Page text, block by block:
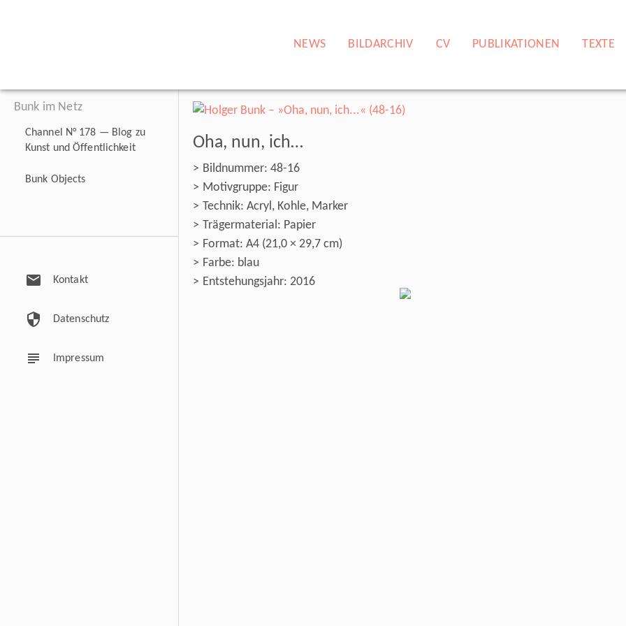
NEWS BILDARCHIV CV PUBLIKATIONEN TEXTE
Bunk im Netz
Channel N° 178 — Blog zu
Kunst und Öffentlichkeit
Bunk Objects
mail Kontakt
security Datenschutz
subject Impressum
Oha, nun, ich…
Bildnummer: 48-16
Motivgruppe: Figur
Technik: Acryl, Kohle, Marker
Trägermaterial: Papier
Format: A4 (21,0 × 29,7 cm)
Farbe: blau
Entstehungsjahr: 2016